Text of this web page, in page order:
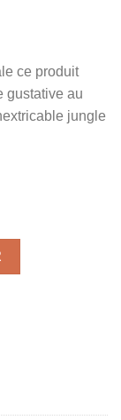
ce produit
gustative au
jungle